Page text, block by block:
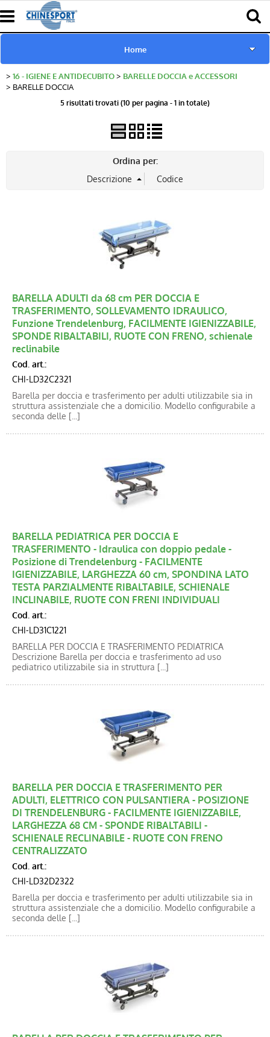
Home
www.chinesport.de
Catalogo Prodotti Chinesport
Richiesta consulenza
Catalogo new
16 - IGIENE E ANTIDECUBITO
BARELLE DOCCIA e ACCESSORI
BARELLE DOCCIA
5 risultati trovati (10 per pagina - 1 in totale)
Ordina per:
BARELLA ADULTI da 68 cm PER DOCCIA E
TRASFERIMENTO, SOLLEVAMENTO IDRAULICO,
Funzione Trendelenburg, FACILMENTE IGIENIZZABILE,
SPONDE RIBALTABILI, RUOTE CON FRENO, schienale
reclinabile
Cod. art.:
CHI-LD32C2321
Barella per doccia e trasferimento per adulti utilizzabile sia in
struttura assistenziale che a domicilio. Modello configurabile a
seconda delle [...]
BARELLA PEDIATRICA PER DOCCIA E
TRASFERIMENTO - Idraulica con doppio pedale -
Posizione di Trendelenburg - FACILMENTE
IGIENIZZABILE, LARGHEZZA 60 cm, SPONDINA LATO
TESTA PARZIALMENTE RIBALTABILE, SCHIENALE
INCLINABILE, RUOTE CON FRENI INDIVIDUALI
Cod. art.:
CHI-LD31C1221
BARELLA PER DOCCIA E TRASFERIMENTO PEDIATRICA
Descrizione Barella per doccia e trasferimento ad uso
pediatrico utilizzabile sia in struttura [...]
BARELLA PER DOCCIA E TRASFERIMENTO PER
ADULTI, ELETTRICO CON PULSANTIERA - POSIZIONE
DI TRENDELENBURG - FACILMENTE IGIENIZZABILE,
LARGHEZZA 68 CM - SPONDE RIBALTABILI -
SCHIENALE RECLINABILE - RUOTE CON FRENO
CENTRALIZZATO
Cod. art.:
CHI-LD32D2322
Barella per doccia e trasferimento per adulti utilizzabile sia in
struttura assistenziale che a domicilio. Modello configurabile a
seconda delle [...]